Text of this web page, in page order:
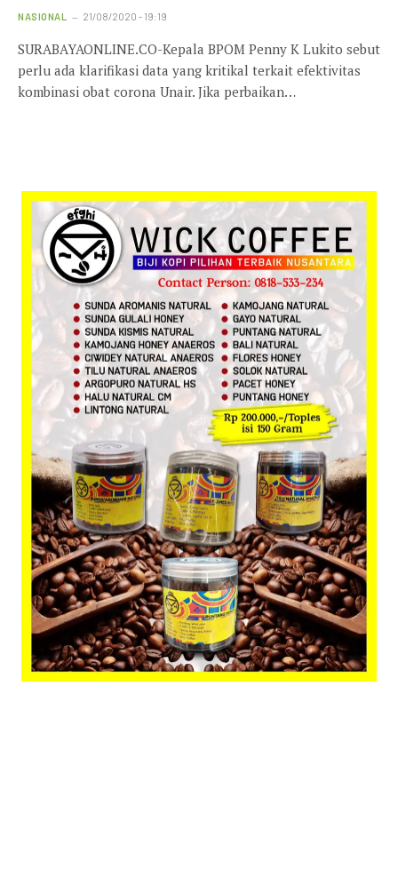
NASIONAL 21/08/2020 - 19:19
SURABAYAONLINE.CO-Kepala BPOM Penny K Lukito sebut
perlu ada klarifikasi data yang kritikal terkait efektivitas
kombinasi obat corona Unair. Jika perbaikan…